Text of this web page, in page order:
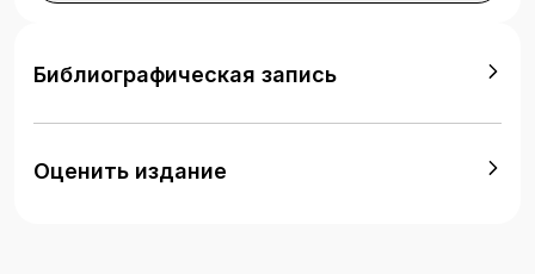
Библиографическая запись
Оценить издание